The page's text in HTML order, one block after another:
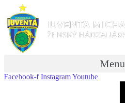
Menu
Facebook-f InstagramYoutube